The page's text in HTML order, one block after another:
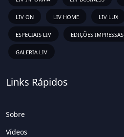
LIV ON LIV HOME LIV LUX
ESPECIAIS LIV EDIÇÕES IMPRESSAS
GALERIA LIV
Links Rápidos
Sobre
Vídeos